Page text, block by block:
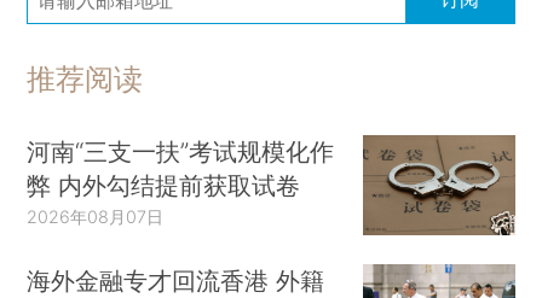
推荐阅读
河南“三支一扶”考试规模化作
弊 内外勾结提前获取试卷
2026年08月07日
海外金融专才回流香港 外籍